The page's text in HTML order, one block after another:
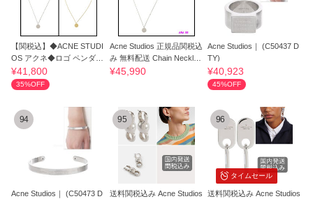
【関税込】◆ACNE STUDI
OS アクネ◆ロゴ ペンダン
ト ネックレス
¥41,800
35%OFF
Acne Studios 正規品関税込
み 無料配送 Chain Necklac
e
¥45,990
Acne Studios｜ (C50437 D
TY)
¥40,923
45%OFF
94
Acne Studios｜ (C50473 D
95
送料関税込み Acne Studios
タイムセール
96
送料関税込み Acne Studios